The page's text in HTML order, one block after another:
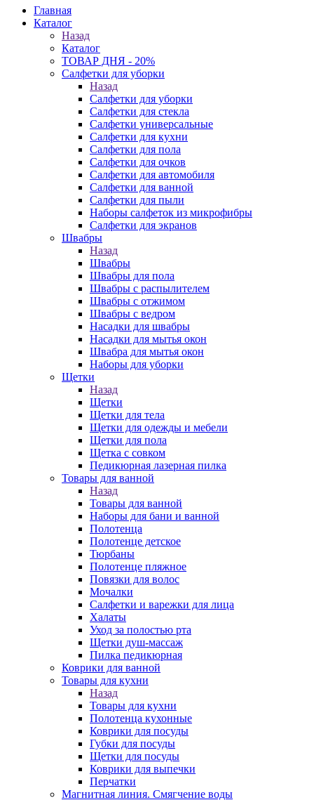
Главная
Каталог
Назад
Каталог
ТОВАР ДНЯ - 20%
Салфетки для уборки
Назад
Салфетки для уборки
Салфетки для стекла
Салфетки универсальные
Салфетки для кухни
Салфетки для пола
Салфетки для очков
Салфетки для автомобиля
Салфетки для ванной
Салфетки для пыли
Наборы салфеток из микрофибры
Салфетки для экранов
Швабры
Назад
Швабры
Швабры для пола
Швабры с распылителем
Швабры с отжимом
Швабры с ведром
Насадки для швабры
Насадки для мытья окон
Швабра для мытья окон
Наборы для уборки
Щетки
Назад
Щетки
Щетки для тела
Щетки для одежды и мебели
Щетки для пола
Щетка с совком
Педикюрная лазерная пилка
Товары для ванной
Назад
Товары для ванной
Наборы для бани и ванной
Полотенца
Полотенце детское
Тюрбаны
Полотенце пляжное
Повязки для волос
Мочалки
Салфетки и варежки для лица
Халаты
Уход за полостью рта
Щетки душ-массаж
Пилка педикюрная
Коврики для ванной
Товары для кухни
Назад
Товары для кухни
Полотенца кухонные
Коврики для посуды
Губки для посуды
Щетки для посуды
Коврики для выпечки
Перчатки
Магнитная линия. Смягчение воды